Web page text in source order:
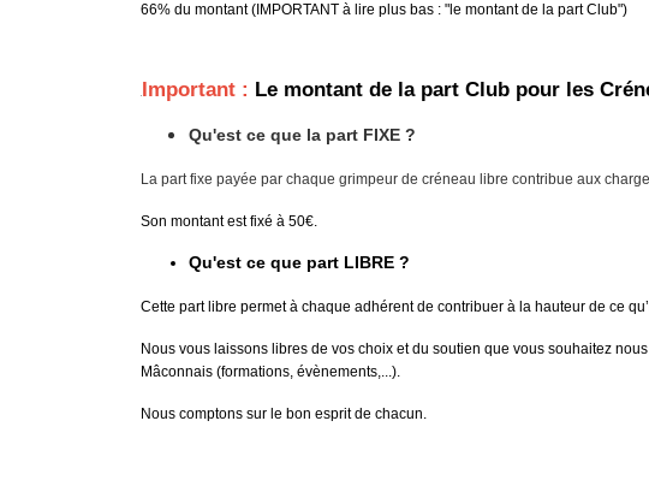
66% du montant (IMPORTANT à lire plus bas : "le montant de la part Club")
Important : Le montant de la part Club pour les
Qu'est ce que la part FIXE ?
La part fixe payée par chaque grimpeur de créneau libre contribue aux
Son montant est fixé à 50€.
Qu'est ce que part LIBRE ?
Cette part libre permet à chaque adhérent de contribuer à la hauteur de ce
Nous vous laissons libres de vos choix et du soutien que vous souhaitez
Mâconnais (formations, évènements,...).
Nous comptons sur le bon esprit de chacun.